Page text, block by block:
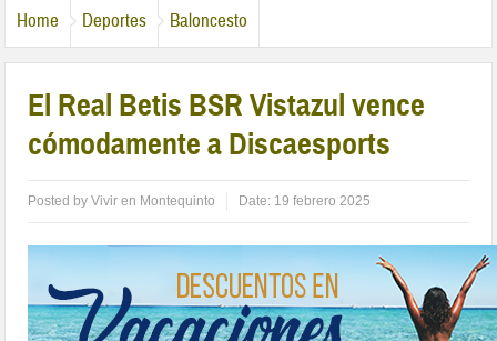
Home Deportes Baloncesto
El Real Betis BSR Vistazul vence
cómodamente a Discaesports
Posted byVivir en Montequinto Date: 19 febrero 2025